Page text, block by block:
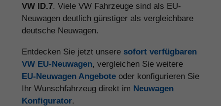
VW ID.7. Viele VW Fahrzeuge sind als EU-
Neuwagen deutlich günstiger als vergleichbare
deutsche Neuwagen.
Entdecken Sie jetzt unsere sofort verfügbaren
VW EU-Neuwagen, vergleichen Sie weitere
EU-Neuwagen Angebote oder konfigurieren Sie
Ihr Wunschfahrzeug direkt im Neuwagen
Konfigurator.